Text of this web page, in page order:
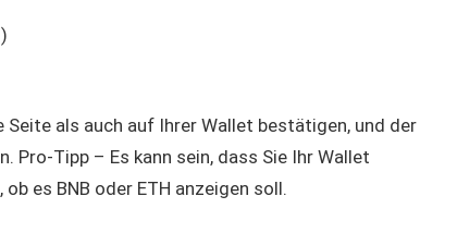
als auch auf Ihrer Wallet bestätigen, und der
Tipp – Es kann sein, dass Sie Ihr Wallet
es BNB oder ETH anzeigen soll.